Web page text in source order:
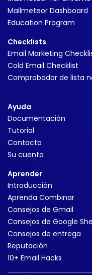
Mailmeteor Dashboard
Education Program
Checklists
Email Marketing
Cold Email Checklist
Comprobador de lista
Ayuda
Documentación
Tutorial
Contacto
Su cuenta
Aprender
Introducción
Aprenda Combinar
Consejos de Gmail
Consejos de Google
Consejos de entrega
Reputación
10+ Email Hacks